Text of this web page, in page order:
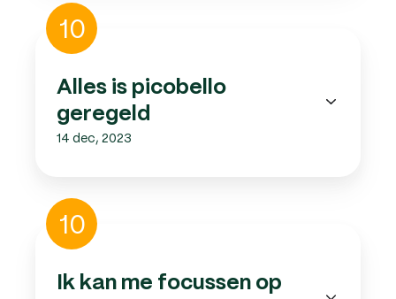
Alles
picobello
geregeld
10
Alles is picobello
geregeld
14 dec, 2023
kan
me
focussen
10
Ik kan me focussen op